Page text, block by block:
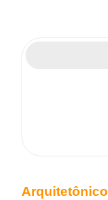
Arquitetônico